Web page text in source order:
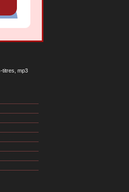
titres, mp3